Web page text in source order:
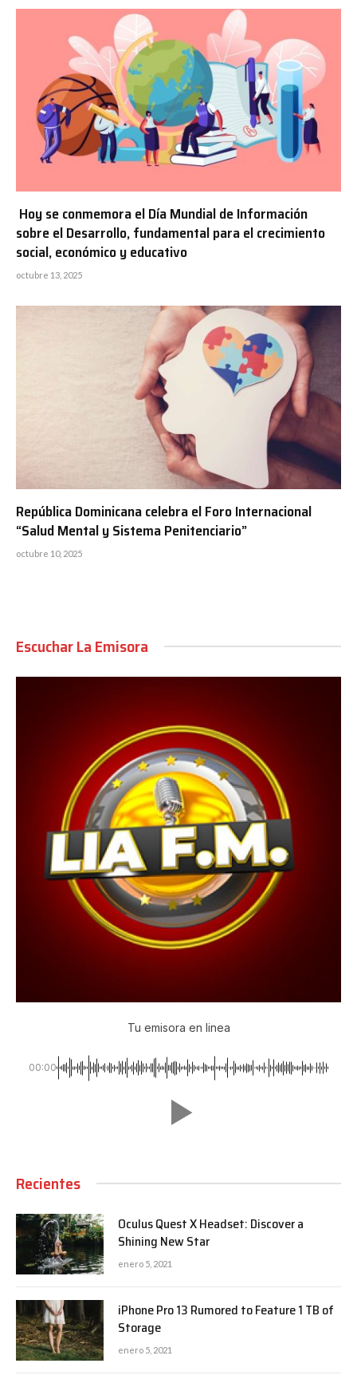
Hoy se conmemora el Día Mundial de Información
sobre el Desarrollo, fundamental para el crecimiento
social, económico y educativo
octubre 13, 2025
República Dominicana celebra el Foro Internacional
“Salud Mental y Sistema Penitenciario”
octubre 10, 2025
Escuchar La Emisora
Tu emisora en linea
00:00
Recientes
Oculus Quest X Headset: Discover a
Shining New Star
enero 5, 2021
iPhone Pro 13 Rumored to Feature 1 TB of
Storage
enero 5, 2021